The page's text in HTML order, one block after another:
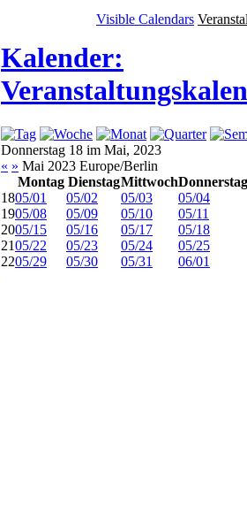
Visible Calendars
Kalender:
Donnerstag 18 im Mai, 2023
« » Mai 2023 Europe/Berlin
Montag DienstagMittwochDonnerstag
1805/01 05/02 05/03
05/04
1905/08 05/09 05/10
05/11
2005/15 05/16 05/17
05/18
2105/22 05/23 05/24
05/25
2205/29 05/30 05/31 06/01